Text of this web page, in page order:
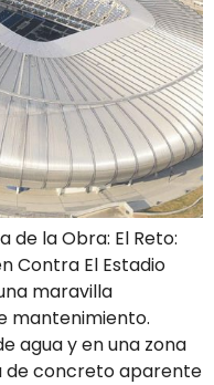
de la Obra: El Reto:
Contra El Estadio
maravilla
mantenimiento.
agua y en una zona
de concreto aparente